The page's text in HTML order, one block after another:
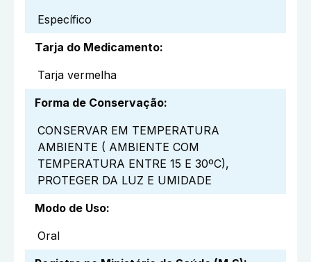
Específico
Tarja do Medicamento:
Tarja vermelha
Forma de Conservação:
CONSERVAR EM TEMPERATURA
AMBIENTE ( AMBIENTE COM
TEMPERATURA ENTRE 15 E 30ºC),
PROTEGER DA LUZ E UMIDADE
Modo de Uso:
Oral